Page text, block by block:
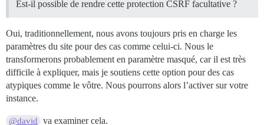
Est-il possible de rendre cette protection CSRF facultative ?
Oui, traditionnellement, nous avons toujours pris en charge les
paramètres du site pour des cas comme celui-ci. Nous le
transformerons probablement en paramètre masqué, car il est très
difficile à expliquer, mais je soutiens cette option pour des cas
atypiques comme le vôtre. Nous pourrons alors l’activer sur votre
instance.
@david va examiner cela.